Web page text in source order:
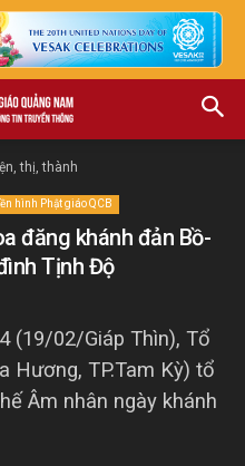
thị, thành
hình Phật giáo QCB
đăng khánh đản Bồ-
Tịnh Độ
(19/02/Giáp Thìn), Tổ
Hương, TP.Tam Kỳ) tổ
Âm nhân ngày khánh